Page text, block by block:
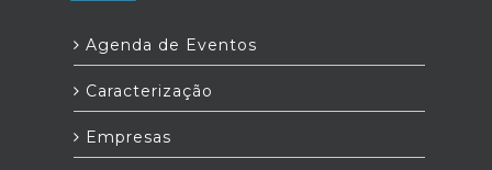
Agenda de Eventos
Caracterização
Empresas